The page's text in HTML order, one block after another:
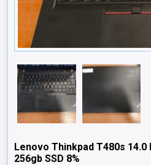
Lenovo Thinkpad T480s 14.0
256gb SSD 8%